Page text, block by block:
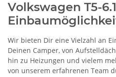
Volkswagen T5-6.1
Wir bieten Dir eine Vielzahl an
Deinen Camper, von
hin zu Heizungen und vielem
von unserem erfahrenen Team